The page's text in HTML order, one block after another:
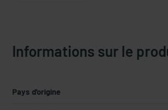
Informations sur le
Pays d'origine